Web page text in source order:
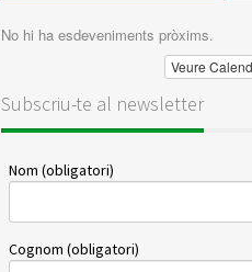
No hi ha esdeveniments pròxims.
Veure
Subscriu-te al newsletter
Nom (obligatori)
Cognom (obligatori)